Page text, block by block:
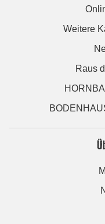
Weitere
Raus